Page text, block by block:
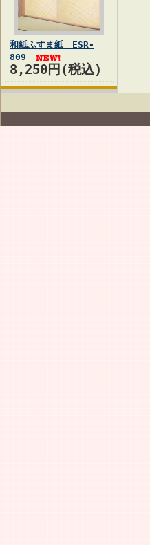
和紙ふすま紙 ESR-
809
8,250円(税込)